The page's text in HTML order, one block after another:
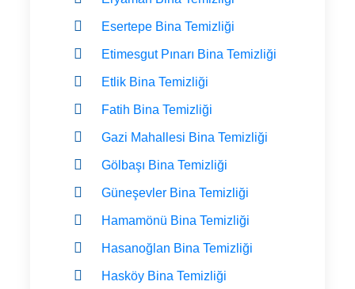
Esertepe Bina Temizliği
Etimesgut Pınarı Bina Temizliği
Etlik Bina Temizliği
Fatih Bina Temizliği
Gazi Mahallesi Bina Temizliği
Gölbaşı Bina Temizliği
Güneşevler Bina Temizliği
Hamamönü Bina Temizliği
Hasanoğlan Bina Temizliği
Hasköy Bina Temizliği